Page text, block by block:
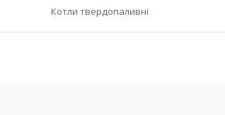
Котли твердопаливні